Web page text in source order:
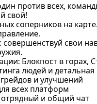
против всех,
свой!
соперников на карте.
свои
Блокпост в горах,
людей и
и улучшений
всех платформ
и общий чат